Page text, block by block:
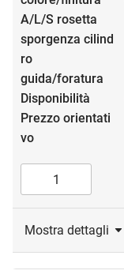
Mostra dettagli